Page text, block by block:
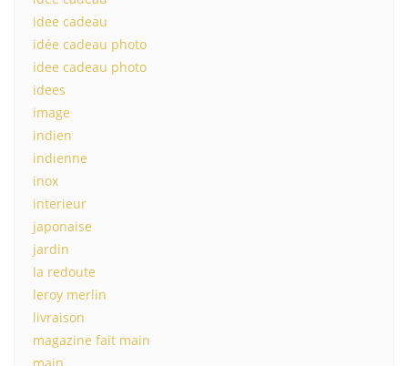
idee cadeau
idée cadeau photo
idee cadeau photo
idees
image
indien
indienne
inox
interieur
japonaise
jardin
la redoute
leroy merlin
livraison
magazine fait main